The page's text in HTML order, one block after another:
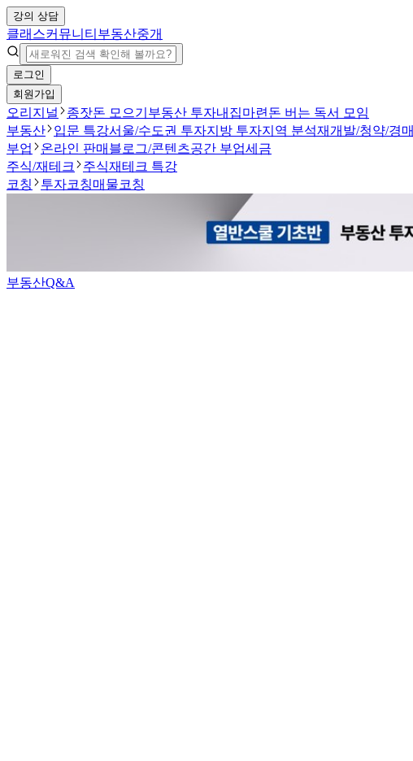
강의 상담
클래스커뮤니티 부동산중개
로그인
회원가입
오리지널 종잣돈 모으기 부동산 투자내집마련 돈 버는 독서 모임
부동산
입문 특강서울/수도권 투자지방 투자지역 분석재개발/청약/경매
부업
온라인 판매 블로그/콘텐츠공간 부업세금
주식/재테크
주식재테크 특강
코칭
투자코칭매물코칭
부동산Q&A